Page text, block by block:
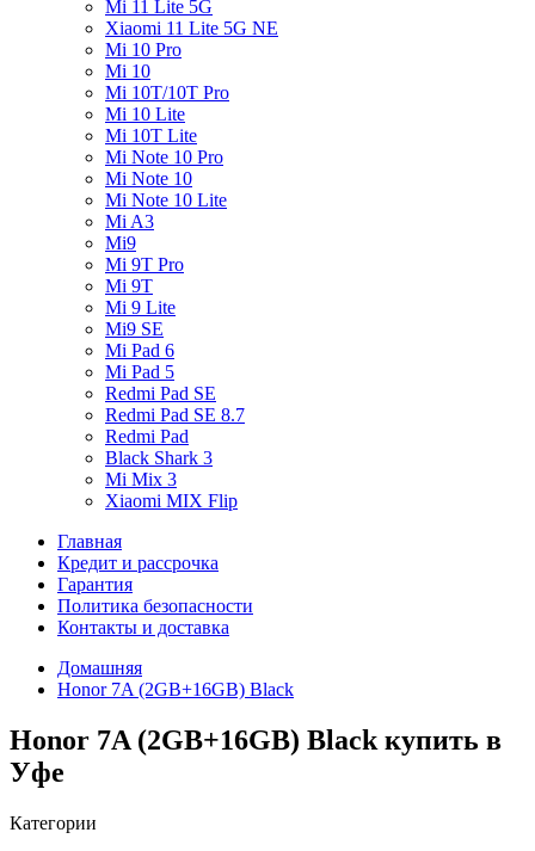
Mi 11 Lite 5G
Xiaomi 11 Lite 5G NE
Mi 10 Pro
Mi 10
Mi 10T/10T Pro
Mi 10 Lite
Mi 10T Lite
Mi Note 10 Pro
Mi Note 10
Mi Note 10 Lite
Mi A3
Mi9
Mi 9T Pro
Mi 9T
Mi 9 Lite
Mi9 SE
Mi Pad 6
Mi Pad 5
Redmi Pad SE
Redmi Pad SE 8.7
Redmi Pad
Black Shark 3
Mi Mix 3
Xiaomi MIX Flip
Главная
Кредит и рассрочка
Гарантия
Политика безопасности
Контакты и доставка
Домашняя
Honor 7A (2GB+16GB) Black
Honor 7A (2GB+16GB) Black купить в
Уфе
Категории